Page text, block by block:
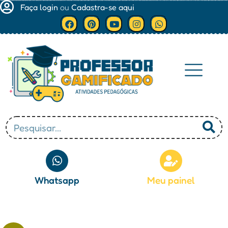
Faça login ou Cadastra-se aqui
Whatsapp Meu painel